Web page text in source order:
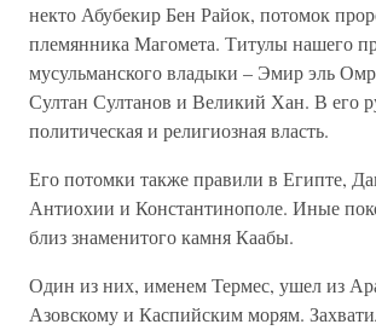
некто Абубекир Бен Райок, потомок
племянника Магомета. Титулы нашего
мусульманского владыки – Эмир эль
Султан Султанов и Великий Хан. В его
политическая и религиозная власть.
Его потомки также правили в Египте,
Антиохии и Константинополе. Иные
близ знаменитого камня Каабы.
Один из них, именем Термес, ушел из
Азовскому и Каспийским морям.